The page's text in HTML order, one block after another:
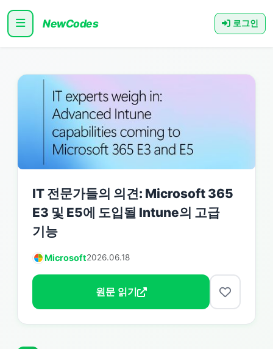
NewCodes 로그인
IT 전문가들의 의견: Microsoft 365
E3 및 E5에 도입될 Intune의 고급
기능
Microsoft2026.06.18
원문 읽기